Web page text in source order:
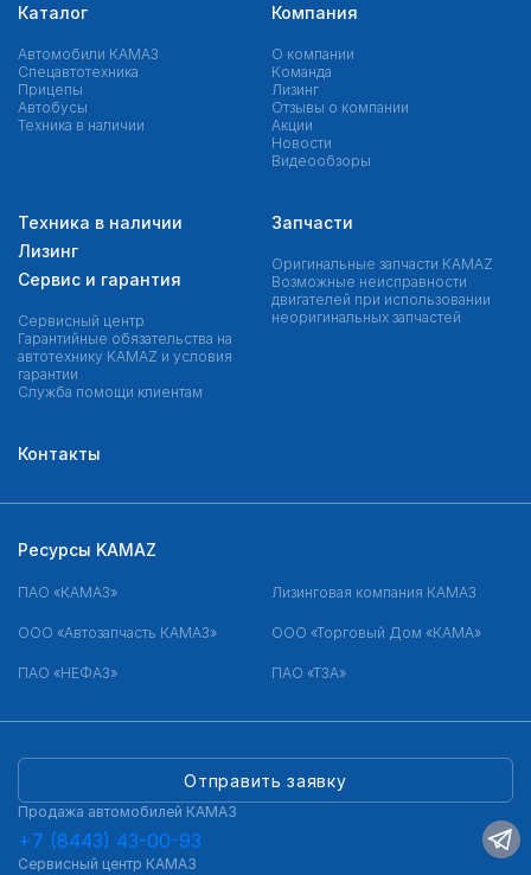
Каталог
Автомобили КАМАЗ
Спецавтотехника
Прицепы
Автобусы
Техника в наличии
Компания
О компании
Команда
Лизинг
Отзывы о компании
Акции
Новости
Видеообзоры
Техника в наличии
Лизинг
Сервис и гарантия
Сервисный центр
Гарантийные обязательства на
автотехнику KAMAZ и условия
гарантии
Служба помощи клиентам
Запчасти
Оригинальные запчасти КAMAZ
Возможные неисправности
двигателей при использовании
неоригинальных запчастей
Контакты
Отправить заявку
Продажа автомобилей КАМАЗ
+7 (8443) 43-00-93
Сервисный центр КАМАЗ
Ресурсы KAMAZ
ПАО «КАМАЗ» Лизинговая компания КАМАЗ
ООО «Автозапчасть КАМАЗ» ООО «Торговый Дом «КАМА»
ПАО «НЕФАЗ» ПАО «ТЗА»